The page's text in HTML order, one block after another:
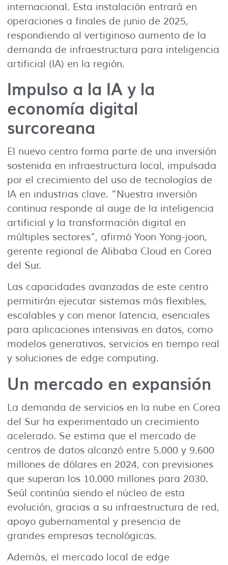
internacional. Esta instalación entrará en
operaciones a finales de junio de 2025,
respondiendo al vertiginoso aumento de la
demanda de infraestructura para inteligencia
artificial (IA) en la región.
Impulso a la IA y la
economía digital
surcoreana
El nuevo centro forma parte de una inversión
sostenida en infraestructura local, impulsada
por el crecimiento del uso de tecnologías de
IA en industrias clave. “Nuestra inversión
continua responde al auge de la inteligencia
artificial y la transformación digital en
múltiples sectores”, afirmó Yoon Yong-joon,
gerente regional de Alibaba Cloud en Corea
del Sur.
Las capacidades avanzadas de este centro
permitirán ejecutar sistemas más flexibles,
escalables y con menor latencia, esenciales
para aplicaciones intensivas en datos, como
modelos generativos, servicios en tiempo real
y soluciones de edge computing.
Un mercado en expansión
La demanda de servicios en la nube en Corea
del Sur ha experimentado un crecimiento
acelerado. Se estima que el mercado de
centros de datos alcanzó entre 5.000 y 9.600
millones de dólares en 2024, con previsiones
que superan los 10.000 millones para 2030.
Seúl continúa siendo el núcleo de esta
evolución, gracias a su infraestructura de red,
apoyo gubernamental y presencia de
grandes empresas tecnológicas.
Además, el mercado local de edge